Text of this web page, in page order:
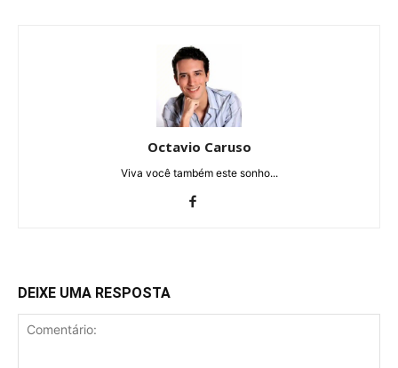
Octavio Caruso
Viva você também este sonho...
DEIXE UMA RESPOSTA